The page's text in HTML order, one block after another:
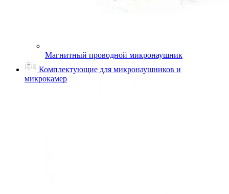
Магнитный проводной микронаушник
Комплектующие для микронаушников и
микрокамер